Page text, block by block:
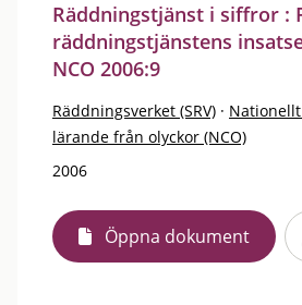
Räddningstjänst i siffror :
räddningstjänstens
NCO 2006:9
Räddningsverket (SRV) ·
lärande från olyckor (NCO)
2006
Öppna dokument